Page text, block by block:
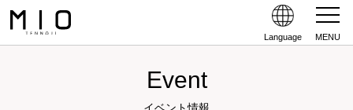
Language MENU
Event